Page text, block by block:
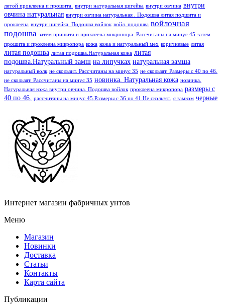
литой проклеена и прошита.
внутри натуральная цигейка внутри овчина внутри
овчина натуральная внутри овчина натуральная . Подошва литая подшита и
проклеена внутри цигейка. Подошва войлок войл. подошва войлочная
подошва затем пришита и проклеена микропора. Рассчитаны на минус 45 затем
прошита и проклеена микропора кожа кожа и натуральный мех коричневые литая
литая подошва литая подошва.Натуральная кожа литая
подошва.Натуральный замш на липучках натуральная замша
натуральный волк не скользит. Рассчитаны на минус 35 не скользят. Размеры с 40 по 46.
не скользят. Рассчитаны на минус 35 новинка. Натуральная кожа новинка.
Натуральная кожа внутри овчина. Подошва войлок проклеена микропора размеры с
40 по 46.
рассчитаны на минус 45.Размеры с 36 по 41.Не скользят. с замком черные
Интернет магазин фабричных унтов
Меню
Магазин
Новинки
Доставка
Статьи
Контакты
Карта сайта
Публикации